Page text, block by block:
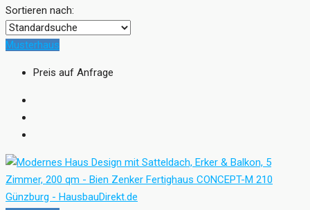
Sortieren nach:
Musterhaus
Preis auf Anfrage